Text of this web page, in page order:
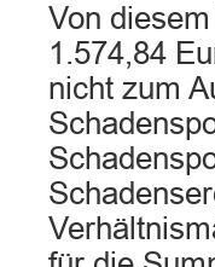
Von
1.574,84
nicht zum